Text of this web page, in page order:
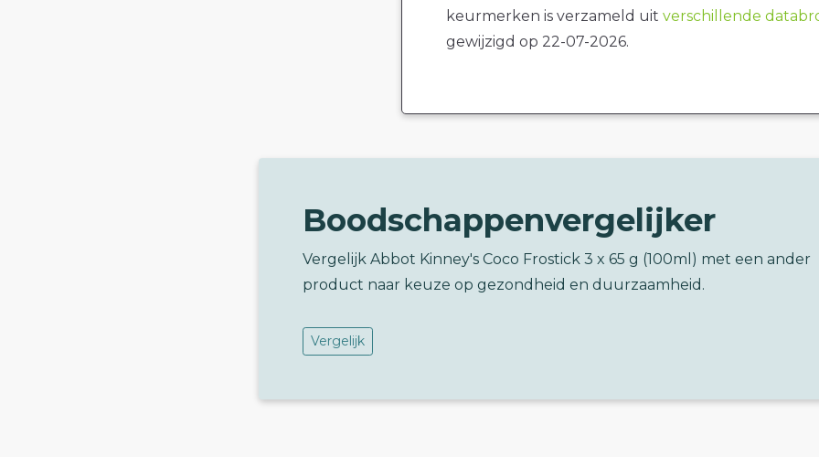
keurmerken is verzameld uit verschillende
gewijzigd op 22-07-2026.
Boodschappenvergelijker
Vergelijk Abbot Kinney's Coco Frostick 3 x 65 g (100ml) met een ander
product naar keuze op gezondheid en duurzaamheid.
Vergelijk